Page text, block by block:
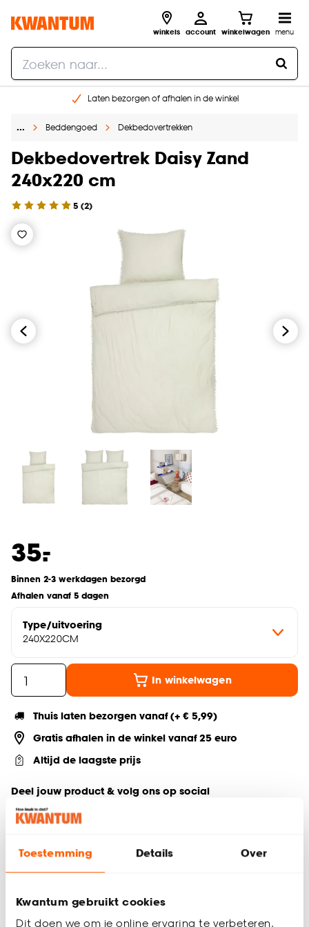
Toestemming Details Over
Kwantum gebruikt cookies
Dit doen we om je online ervaring te verbeteren.
winkels account winkelwagen menu
Laten bezorgen of afhalen in de winkel
Gratis raam advies en inmeten aan huis
… Beddengoed Dekbedovertrekken
Dekbedovertrek Daisy Zand
240x220 cm
5 (2)
35.
-
Binnen 2-3 werkdagen bezorgd
Afhalen vanaf 5 dagen
Type/uitvoering
240X220CM
In winkelwagen
Thuis laten bezorgen vanaf (+ € 5,99)
Gratis afhalen in de winkel vanaf 25 euro
Altijd de laagste prijs
Deel jouw product & volg ons op social
Geschikt voor 240x220 cm dekbed